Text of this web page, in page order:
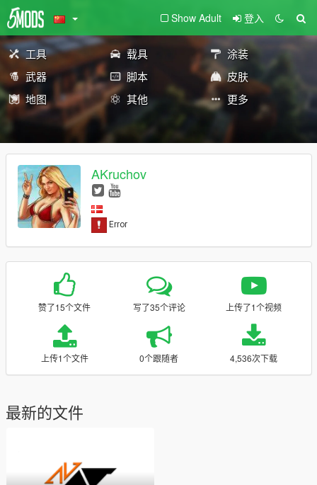
Show Adult 登入
工具 载具
涂装
武器
脚本
皮肤
地图
其他 更多
AKruchov
赞了15个文件 写了35个评论 上传了1个视频
上传1个文件 0个跟随者 4,536次下载
最新的文件